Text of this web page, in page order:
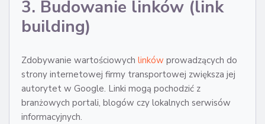
3. Budowanie linków (link
building)
Zdobywanie wartościowych linków prowadzących do
strony internetowej firmy transportowej zwiększa jej
autorytet w Google. Linki mogą pochodzić z
branżowych portali, blogów czy lokalnych serwisów
informacyjnych.